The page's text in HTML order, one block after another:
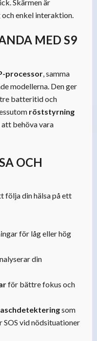
Skärmen är
enkel interaktion.
MED S9
processor, samma
modellerna. Den ger
batteritid och
röststyrning
behöva vara
OCH
följa din hälsa på ett
för låg eller hög
din
för bättre fokus och
som
vid nödsituationer